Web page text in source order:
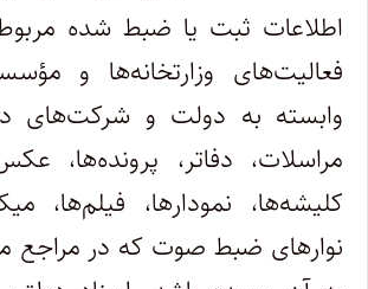
اطلاعات ثبت یا ضبط شده
فعالیت‌های وزارتخانه‌ها و
‌وابسته به دولت و شرکت‌های
مراسلات، دفاتر، پرونده‌ها،
کلیشه‌ها، نمودارها، فیلم‌ها،
‌نوارهای ضبط صوت که در مراجع